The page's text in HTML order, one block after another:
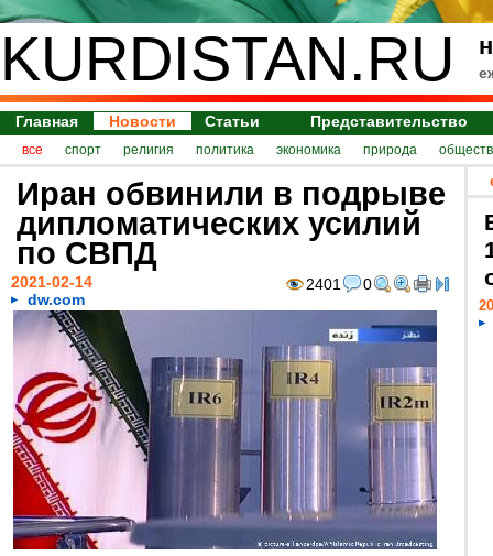
KURDISTAN.RU
Главная Новости Статьи Представительство
все спорт религия политика экономика природа
Иран обвинили в подрыве
дипломатических усилий
по СВПД
2401 0
2021-02-14
dw.com